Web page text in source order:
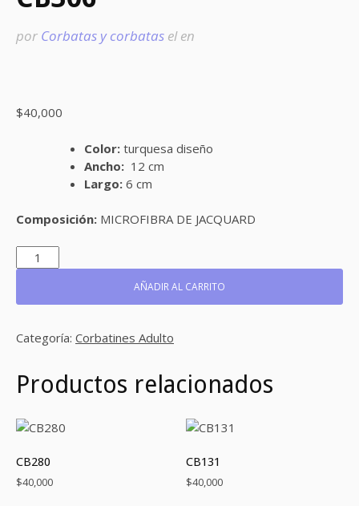
por Corbatas y corbatas elen
$40,000
Color: turquesa diseño
Ancho: 12 cm
Largo: 6 cm
Composición: MICROFIBRA DE JACQUARD
CB306
CANTIDAD
AÑADIR AL CARRITO
Categoría: Corbatines Adulto
Productos relacionados
CB280
$40,000
CB131
$40,000